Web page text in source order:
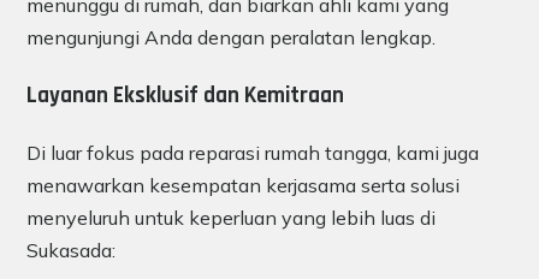
menunggu di rumah, dan biarkan ahli kami yang
mengunjungi Anda dengan peralatan lengkap.
Layanan Eksklusif dan Kemitraan
Di luar fokus pada reparasi rumah tangga, kami juga
menawarkan kesempatan kerjasama serta solusi
menyeluruh untuk keperluan yang lebih luas di
Sukasada: